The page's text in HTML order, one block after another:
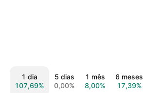
1 dia
107,69%
5 dias
0,00%
1 mês
8,00%
6 meses
17,39%